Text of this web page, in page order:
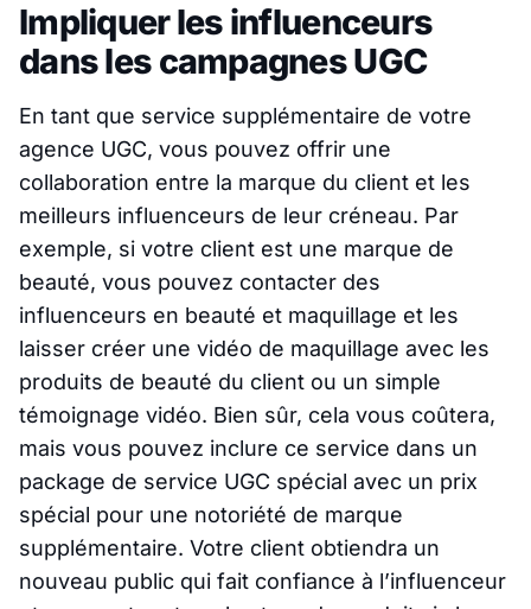
Impliquer les influenceurs
dans les campagnes UGC
En tant que service supplémentaire de votre
agence UGC, vous pouvez offrir une
collaboration entre la marque du client et les
meilleurs influenceurs de leur créneau. Par
exemple, si votre client est une marque de
beauté, vous pouvez contacter des
influenceurs en beauté et maquillage et les
laisser créer une vidéo de maquillage avec les
produits de beauté du client ou un simple
témoignage vidéo. Bien sûr, cela vous coûtera,
mais vous pouvez inclure ce service dans un
package de service UGC spécial avec un prix
spécial pour une notoriété de marque
supplémentaire. Votre client obtiendra un
nouveau public qui fait confiance à l’influenceur